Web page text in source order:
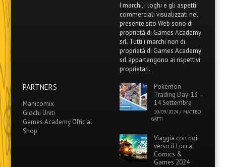
I marchi, i loghi e gli aspetti
commerciali visualizzati nel
presente sito Web sono di
proprietà di Games Academy
srl. Tutti i marchi non di
proprietà di Games Academy
srl appartengono ai rispettivi
proprietari.
PARTNERS
Manicomix
Giochi Uniti
Games Academy Official
Shop
Pokémon
Trading Day: 13 –
14 Settembre
10/09/2024 / MATTEO
GATTI
Viaggia con noi
verso il Lucca
Comics &
Games 2024